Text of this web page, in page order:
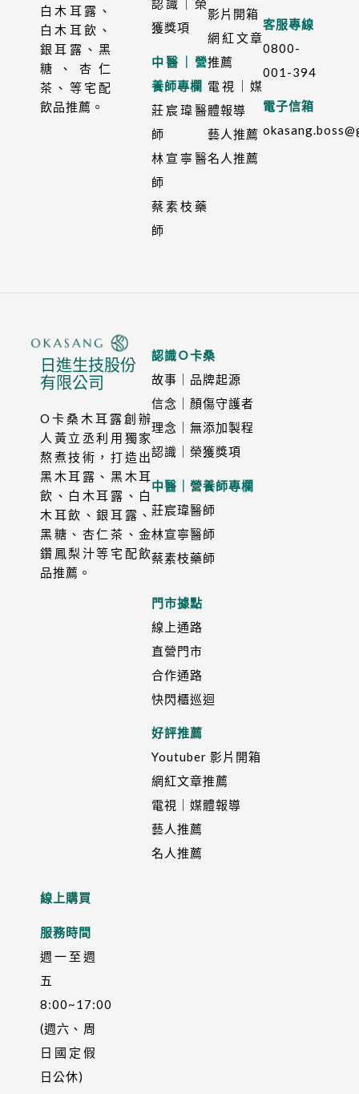
白木耳露、
白木耳飲、
銀耳露、黑
糖、杏仁
茶、等宅配
飲品推薦。
認識｜榮
獲獎項
中醫｜營
養師專欄
莊宸瑋醫
師
林宣寧醫
師
蔡素枝藥
師
影片開箱
網紅文章
推薦
電視｜媒
體報導
藝人推薦
名人推薦
客服專線
0800-
001-394
電子信箱
日進生技股份
有限公司
O卡桑木耳露創辦
人黃立丞利用獨家
熬煮技術，打造出
黑木耳露、黑木耳
飲、白木耳露、白
木耳飲、銀耳露、
黑糖、杏仁茶、金
鑽鳳梨汁等宅配飲
品推薦。
認識Ｏ卡桑
故事｜品牌起源
信念｜顏傷守護者
理念｜無添加製程
認識｜榮獲獎項
中醫｜營養師專欄
莊宸瑋醫師
林宣寧醫師
蔡素枝藥師
門市據點
線上通路
直營門市
合作通路
快閃櫃巡迴
好評推薦
Youtuber 影片開箱
網紅文章推薦
電視｜媒體報導
藝人推薦
名人推薦
線上購買
服務時間
週一至週
五
8:00~17:00
(週六、周
日國定假
日公休)